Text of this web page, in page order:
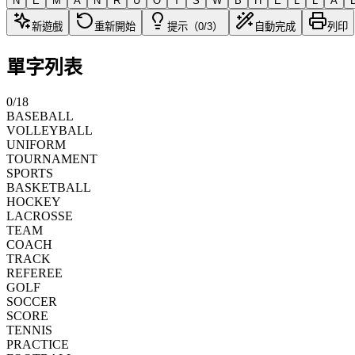
新遊戲 重新開始 提示（0/3） 自動完成 列印
單字列表
0/18
BASEBALL
VOLLEYBALL
UNIFORM
TOURNAMENT
SPORTS
BASKETBALL
HOCKEY
LACROSSE
TEAM
COACH
TRACK
REFEREE
GOLF
SOCCER
SCORE
TENNIS
PRACTICE